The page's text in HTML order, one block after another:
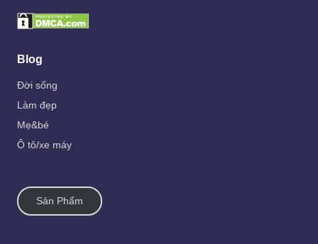
Blog
Đời sống
Làm đẹp
Mẹ&bé
Ô tô/xe máy
Sản Phẩm